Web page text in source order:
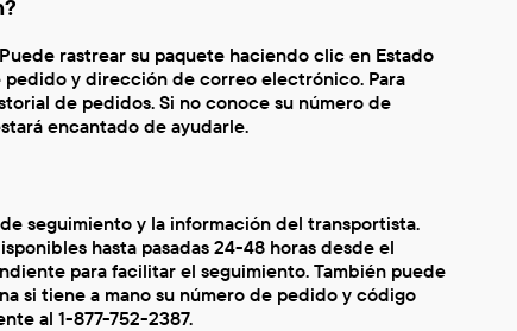
rastrear su paquete haciendo clic en Estado
y dirección de correo electrónico. Para
de pedidos. Si no conoce su número de
encantado de ayudarle.
seguimiento y la información del transportista.
hasta pasadas 24-48 horas desde el
para facilitar el seguimiento. También puede
si tiene a mano su número de pedido y código
al 1-877-752-2387.